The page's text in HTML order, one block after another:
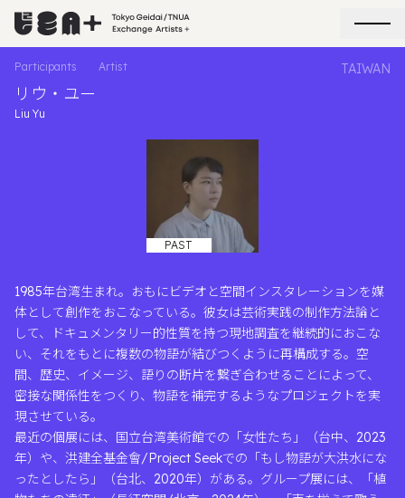
Participants Artist TAIWAN
リウ・ユー
Liu Yu
PAST
1985年台湾生まれ。おもにビデオと空間インスタレーションを媒
体として創作をおこなっている。彼女は芸術実践の制作方法論と
して、ドキュメンタリー的性質を持つ現地調査を継続的におこな
い、それをもとに複数の物語が結びつくように再構成する。空
間、歴史、イメージ、語りの断片を繋ぎ合わせることによって、
密接な関係性をつくり、物語を補完するようなプロジェクトを実
現させている。
最近の個展には、国立台湾美術館での「女性たち」（台中、2023
年）や、洪建全基金會/Project Seekでの「もし物語が大洪水にな
ったとしたら」（台北、2020年）がある。グループ展には、「植